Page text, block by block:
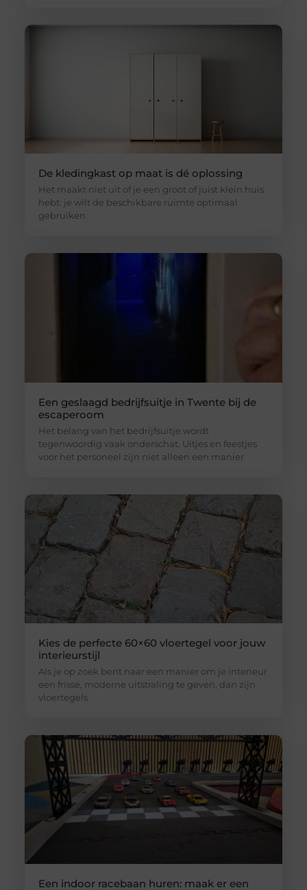
De kledingkast op maat is dé oplossing
Het maakt niet uit of je een groot of juist klein huis
hebt: je wilt de beschikbare ruimte optimaal
gebruiken
Een geslaagd bedrijfsuitje in Twente bij de
escaperoom
Het belang van het bedrijfsuitje wordt
tegenwoordig vaak onderschat. Uitjes en feestjes
voor het personeel zijn niet alleen een manier
Kies de perfecte 60×60 vloertegel voor jouw
interieurstijl
Als je op zoek bent naar een manier om je interieur
een frisse, moderne uitstraling te geven, dan zijn
vloertegels
Een indoor racebaan huren: maak er een